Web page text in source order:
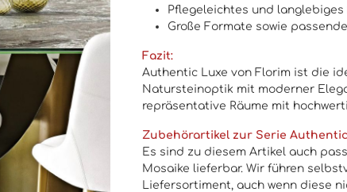
Pflegeleichtes und
Große Formate sowie
Fazit:
Authentic Luxe von Florim ist die
Natursteinoptik mit moderner
repräsentative Räume mit
Zubehörartikel zur Serie
Es sind zu diesem Artikel auch
Mosaike lieferbar. Wir führen
Liefersortiment, auch wenn diese